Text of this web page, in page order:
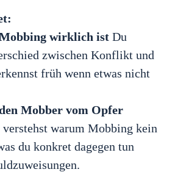
wirklich ist Du
zwischen Konflikt und
früh wenn etwas nicht
Mobber vom Opfer
verstehst warum Mobbing kein
du konkret dagegen tun